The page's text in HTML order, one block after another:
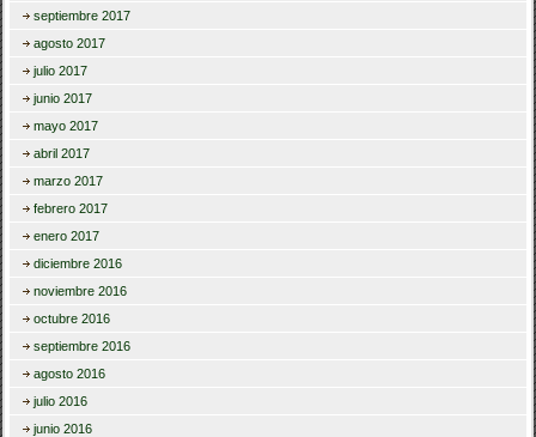
septiembre 2017
agosto 2017
julio 2017
junio 2017
mayo 2017
abril 2017
marzo 2017
febrero 2017
enero 2017
diciembre 2016
noviembre 2016
octubre 2016
septiembre 2016
agosto 2016
julio 2016
junio 2016